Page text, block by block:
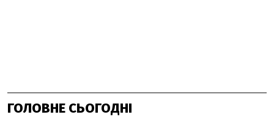
ГОЛОВНЕ СЬОГОДНІ